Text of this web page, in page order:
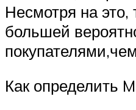
Несмотря на это,
большей
Как определить